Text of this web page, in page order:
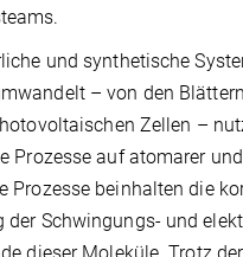
und synthetische
– von den
Zellen –
Prozesse auf atomarer
Prozesse beinhalten die
der Schwingungs- und